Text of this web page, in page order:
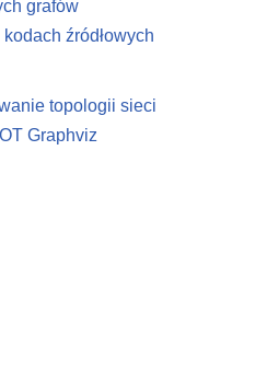
grafów
źródłowych
topologii sieci
Graphviz